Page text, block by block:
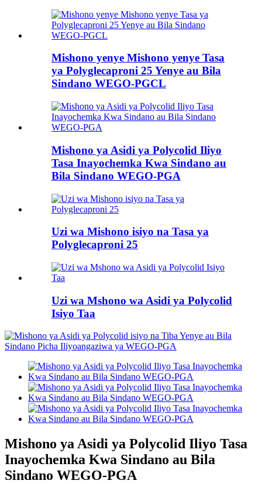
Mishono yenye Mishono yenye Tasa
ya Polyglecaproni 25 Yenye au Bila
Sindano WEGO-PGCL
Mishono ya Asidi ya Polycolid Iliyo
Tasa Inayochemka Kwa Sindano au
Bila Sindano WEGO-PGA
Uzi wa Mishono isiyo na Tasa ya
Polyglecaproni 25
Uzi wa Mshono wa Asidi ya Polycolid
Isiyo Taa
Mishono ya Asidi ya Polycolid Iliyo Tasa
Inayochemka Kwa Sindano au Bila
Sindano WEGO-PGA